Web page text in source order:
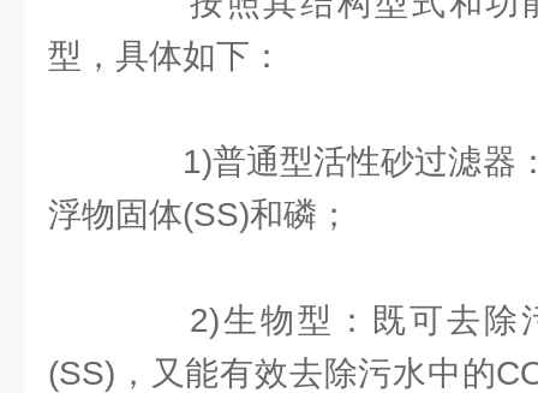
型，具体如下：
1)普通型活性砂过滤器
浮物固体(SS)和磷；
2)生物型：既可去除
(SS)，又能有效去除污水中的